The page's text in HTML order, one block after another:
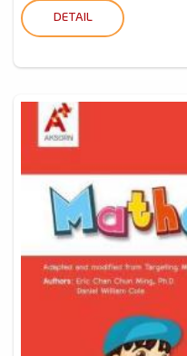
DETAIL